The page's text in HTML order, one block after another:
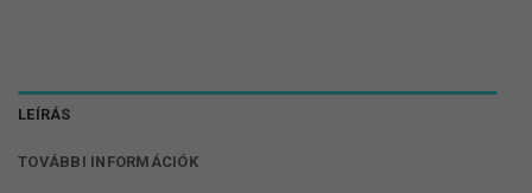
LEÍRÁS
TOVÁBBI INFORMÁCIÓK